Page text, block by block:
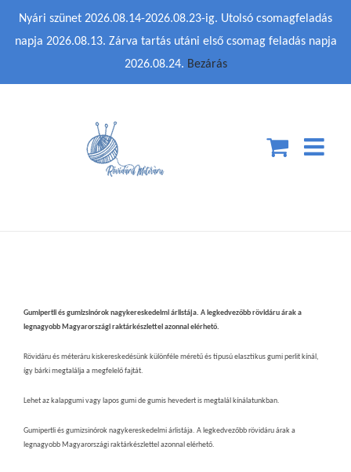
Gumipertli és gumizsinórok nagykereskedelmi árlistája. A legkedvezőbb rövidáru árak a
legnagyobb Magyarországi raktárkészlettel azonnal elérhető.
Rövidáru és méteráru kiskereskedésünk különféle méretű és típusú elasztikus gumi perlit kínál,
így bárki megtalálja a megfelelő fajtát.
Lehet az kalapgumi vagy lapos gumi de gumis hevedert is megtalál kínálatunkban.
Gumipertli és gumizsinórok nagykereskedelmi árlistája. A legkedvezőbb rövidáru árak a
legnagyobb Magyarországi raktárkészlettel azonnal elérhető.
Nyári szünet 2026.08.14-2026.08.23-ig. Utolsó csomagfeladás
napja 2026.08.13. Zárva tartás utáni első csomag feladás napja
2026.08.24. Bezárás